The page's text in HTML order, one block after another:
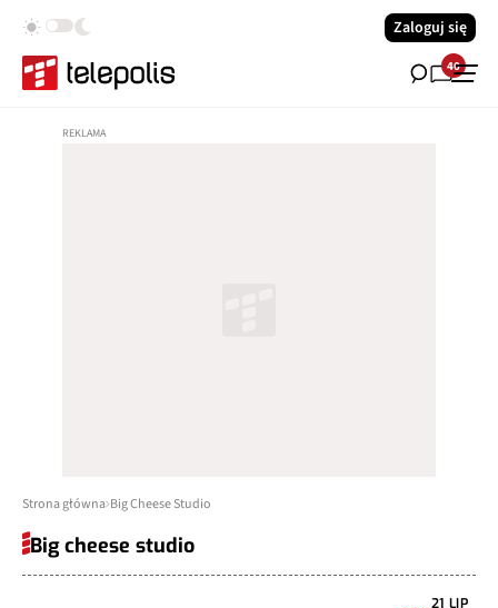
Zaloguj się
40
Strona główna Big Cheese Studio
Big cheese studio
21 LIP